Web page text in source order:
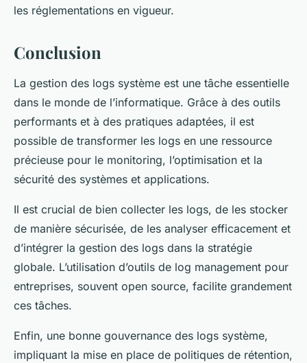
les réglementations en vigueur.
Conclusion
La gestion des logs système est une tâche essentielle
dans le monde de l’informatique. Grâce à des outils
performants et à des pratiques adaptées, il est
possible de transformer les logs en une ressource
précieuse pour le monitoring, l’optimisation et la
sécurité des systèmes et applications.
Il est crucial de bien collecter les logs, de les stocker
de manière sécurisée, de les analyser efficacement et
d’intégrer la gestion des logs dans la stratégie
globale. L’utilisation d’outils de log management pour
entreprises, souvent open source, facilite grandement
ces tâches.
Enfin, une bonne gouvernance des logs système,
impliquant la mise en place de politiques de rétention,